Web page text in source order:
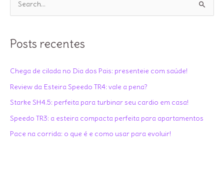
SH30
q
i
s
o
Posts recentes
Chega de cilada no Dia dos Pais: presenteie com saúde!
Review da Esteira Speedo TR4: vale a pena?
Starke SH4.5: perfeita para turbinar seu cardio em casa!
Speedo TR3: a esteira compacta perfeita para apartamentos
Pace na corrida: o que é e como usar para evoluir!